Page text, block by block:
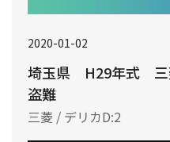
2020-01-02
埼玉県 H29年式 三
盗難
三菱 / デリカD:2